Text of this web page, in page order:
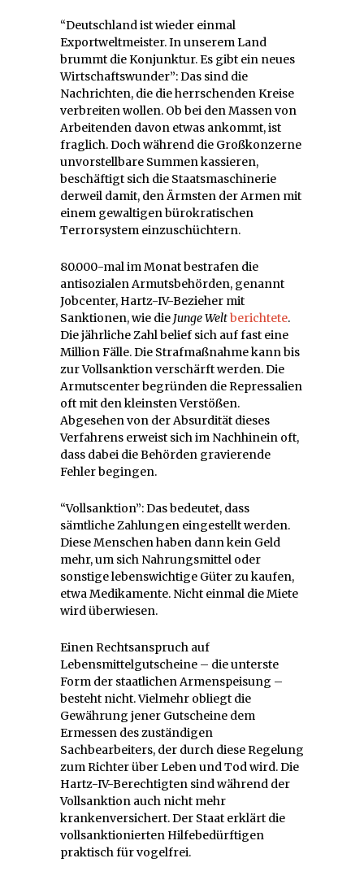
“Deutschland ist wieder einmal
Exportweltmeister. In unserem Land
brummt die Konjunktur. Es gibt ein neues
Wirtschaftswunder”: Das sind die
Nachrichten, die die herrschenden Kreise
verbreiten wollen. Ob bei den Massen von
Arbeitenden davon etwas ankommt, ist
fraglich. Doch während die Großkonzerne
unvorstellbare Summen kassieren,
beschäftigt sich die Staatsmaschinerie
derweil damit, den Ärmsten der Armen mit
einem gewaltigen bürokratischen
Terrorsystem einzuschüchtern.
80.000-mal im Monat bestrafen die
antisozialen Armutsbehörden, genannt
Jobcenter, Hartz-IV-Bezieher mit
Sanktionen, wie die Junge Weltberichtete.
Die jährliche Zahl belief sich auf fast eine
Million Fälle. Die Strafmaßnahme kann bis
zur Vollsanktion verschärft werden. Die
Armutscenter begründen die Repressalien
oft mit den kleinsten Verstößen.
Abgesehen von der Absurdität dieses
Verfahrens erweist sich im Nachhinein oft,
dass dabei die Behörden gravierende
Fehler begingen.
“Vollsanktion”: Das bedeutet, dass
sämtliche Zahlungen eingestellt werden.
Diese Menschen haben dann kein Geld
mehr, um sich Nahrungsmittel oder
sonstige lebenswichtige Güter zu kaufen,
etwa Medikamente. Nicht einmal die Miete
wird überwiesen.
Einen Rechtsanspruch auf
Lebensmittelgutscheine – die unterste
Form der staatlichen Armenspeisung –
besteht nicht. Vielmehr obliegt die
Gewährung jener Gutscheine dem
Ermessen des zuständigen
Sachbearbeiters, der durch diese Regelung
zum Richter über Leben und Tod wird. Die
Hartz-IV-Berechtigten sind während der
Vollsanktion auch nicht mehr
krankenversichert. Der Staat erklärt die
vollsanktionierten Hilfebedürftigen
praktisch für vogelfrei.